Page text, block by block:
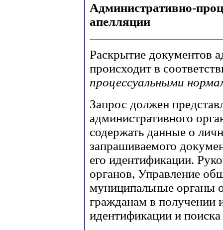
Административно-
апелляции
Раскрытие документов
происходит в
процессуальными
Запрос должен
административного
содержать данные о
запрашиваемого
его идентификации.
органов, Управление
муниципальные органы
гражданам в
идентификации и